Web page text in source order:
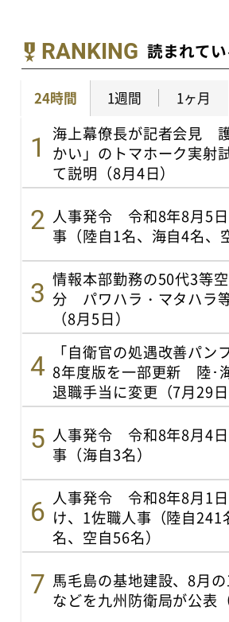
RANKING 読まれて
24時間 1週間 1ヶ月
海上幕僚長が記者会見
かい」のトマホーク実射
て説明（8月4日）
人事発令 令和8年8月5
事（陸自1名、海自4名、
情報本部勤務の50代3等
分 パワハラ・マタハラ
（8月5日）
「自衛官の処遇改善パン
8年度版を一部更新 陸･
退職手当に変更（7月29日
人事発令 令和8年8月4
事（海自3名）
人事発令 令和8年8月1
け、1佐職人事（陸自241
名、空自56名）
馬毛島の基地建設、8月
などを九州防衛局が公表